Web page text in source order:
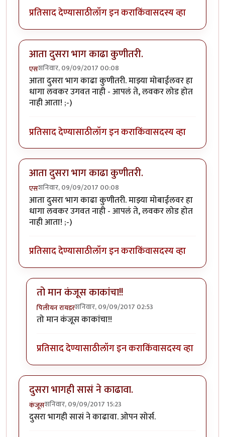
प्रतिसाद देण्यासाठीलॉग इन कराकिंवासदस्य व्हा
आता दुसरा भाग काढा कुणीतरी.
एसशनिवार, 09/09/2017 00:08
आता दुसरा भाग काढा कुणीतरी. माझ्या मोबाईलवर हा
धागा लवकर उगवत नाही - आपलं ते, लवकर लोड होत
नाही आता! ;-)
प्रतिसाद देण्यासाठीलॉग इन कराकिंवासदस्य व्हा
आता दुसरा भाग काढा कुणीतरी.
एसशनिवार, 09/09/2017 00:08
आता दुसरा भाग काढा कुणीतरी. माझ्या मोबाईलवर हा
धागा लवकर उगवत नाही - आपलं ते, लवकर लोड होत
नाही आता! ;-)
प्रतिसाद देण्यासाठीलॉग इन कराकिंवासदस्य व्हा
तो मान कंजूस काकांचा!!
पिलीयन रायडरशनिवार, 09/09/2017 02:53
In reply toआता दुसरा भाग काढा कुणीतरी.
तो मान कंजूस काकांचा!!
प्रतिसाद देण्यासाठीलॉग इन कराकिंवासदस्य व्हा
दुसरा भागही सासं ने काढावा.
कंजूसशनिवार, 09/09/2017 15:23
दुसरा भागही सासं ने काढावा. ओपन सोर्स.